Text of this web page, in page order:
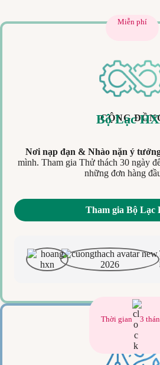
Miễn phí
CỘNG
Bộ Lạc
Nơi nạp đạn & Nhào nặn ý
mình. Tham gia Thử thách 30 ngày
những đơn hàng
Tham gia Bộ Lạc
Thời gian 3